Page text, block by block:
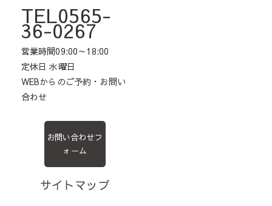
TEL0565-
36-0267
営業時間09:00～18:00
定休日 水曜日
WEBからのご予約・お問い
合わせ
お問い合わせフ
ォーム
サイトマップ